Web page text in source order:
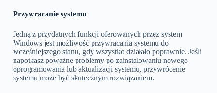
Przywracanie systemu
Jedną z przydatnych funkcji oferowanych przez system
Windows jest możliwość przywracania systemu do
wcześniejszego stanu, gdy wszystko działało poprawnie. Jeśli
napotkasz poważne problemy po zainstalowaniu nowego
oprogramowania lub aktualizacji systemu, przywrócenie
systemu może być skutecznym rozwiązaniem.